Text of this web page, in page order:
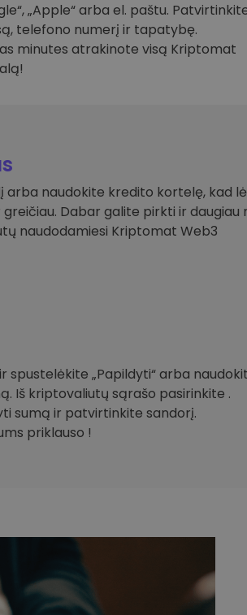
tyrinėtojas
savo kripto strategiją
„Apple“ arba el. paštu.
telefono numerį ir tapatybę.
minutes atrakinote visą Kriptomat
arba naudokite kredito kortelę, kad
Dabar galite pirkti ir daugiau
naudodamiesi Kriptomat Web3
spustelėkite „Papildyti“ arba
Iš kriptovaliutų sąrašo pasirinkite .
sumą ir patvirtinkite sandorį.
priklauso !